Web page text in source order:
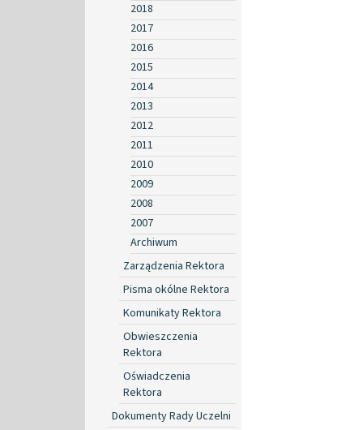
2018
2017
2016
2015
2014
2013
2012
2011
2010
2009
2008
2007
Archiwum
Zarządzenia Rektora
Pisma okólne Rektora
Komunikaty Rektora
Obwieszczenia
Rektora
Oświadczenia
Rektora
Dokumenty Rady Uczelni